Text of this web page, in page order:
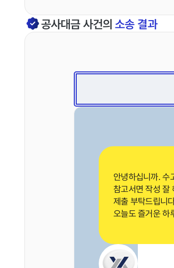
공사대금사건의소송 결과
안녕하십니까. 수
참고서면 작성 잘
제출 부탁드립니
오늘도 즐거운 하